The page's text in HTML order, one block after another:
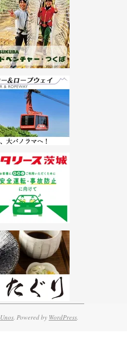
Unos. Powered by WordPress.